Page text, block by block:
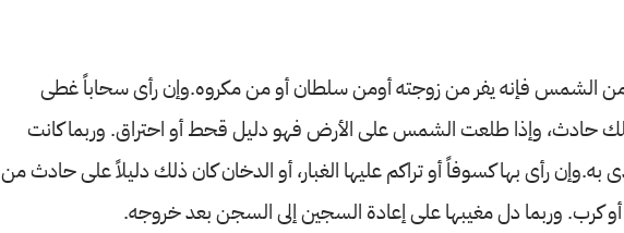
الشمس فإنه يفر من زوجته أومن سلطان أو من مكروه.وإن رأى سحاباً غطى
وإذا طلعت الشمس على الأرض فهو دليل قحط أو احتراق. وربما كانت
رأى بها كسوفاً أو تراكم عليها الغبار، أو الدخان كان ذلك دليلاً على حادث من
كرب. وربما دل مغيبها على إعادة السجين إلى السجن بعد خروجه.